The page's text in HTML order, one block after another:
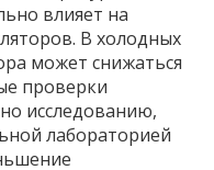
влияет на
В холодных
может снижаться
проверки
исследованию,
лабораторией